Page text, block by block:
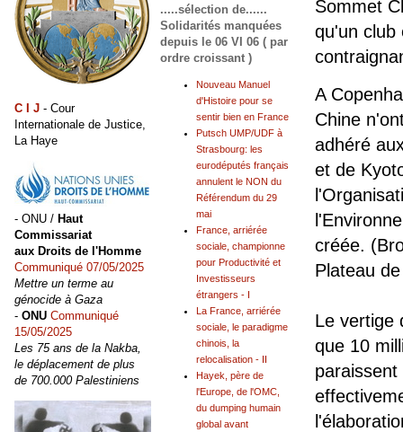
Sommet
qu'un club
A
Chine
adhéré
et de
créée.
Plateau
Le vertige
que 10
.....sélection de......
Solidarités manquées
depuis le 06 VI 06 ( par
ordre croissant )
Nouveau Manuel
d'Histoire pour se
sentir bien en France
Putsch UMP/UDF à
Strasbourg: les
eurodéputés français
annulent le NON du
Référendum du 29
mai
France, arriérée
sociale, championne
pour Productivité et
Investisseurs
étrangers - I
La France, arriérée
sociale, le paradigme
chinois, la
relocalisation - II
Hayek, père de
l'Europe, de l'OMC,
du dumping humain
global avant
C I J - Cour
Internationale de Justice,
La Haye
- ONU / Haut
Commissariat
aux Droits de l'Homme
Communiqué 07/05/2025
Mettre un terme au
génocide à Gaza
- ONU Communiqué
15/05/2025
Les 75 ans de la Nakba,
le déplacement de plus
de 700.000 Palestiniens